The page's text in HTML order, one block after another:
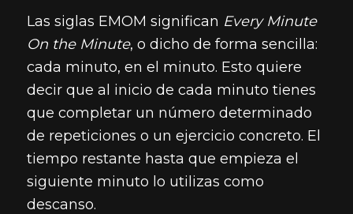
Las siglas EMOM significan Every Minute
On the Minute, o dicho de forma sencilla:
cada minuto, en el minuto. Esto quiere
decir que al inicio de cada minuto tienes
que completar un número determinado
de repeticiones o un ejercicio concreto. El
tiempo restante hasta que empieza el
siguiente minuto lo utilizas como
descanso.